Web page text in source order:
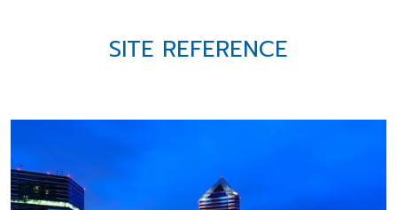
SITE REFERENCE